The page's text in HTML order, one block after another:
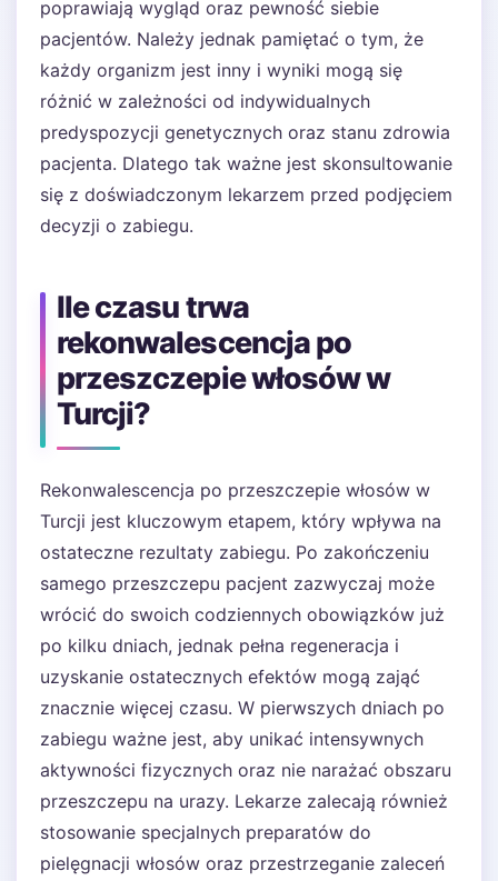
poprawiają wygląd oraz pewność siebie
pacjentów. Należy jednak pamiętać o tym, że
każdy organizm jest inny i wyniki mogą się
różnić w zależności od indywidualnych
predyspozycji genetycznych oraz stanu zdrowia
pacjenta. Dlatego tak ważne jest skonsultowanie
się z doświadczonym lekarzem przed podjęciem
decyzji o zabiegu.
Ile czasu trwa
rekonwalescencja po
przeszczepie włosów w
Turcji?
Rekonwalescencja po przeszczepie włosów w
Turcji jest kluczowym etapem, który wpływa na
ostateczne rezultaty zabiegu. Po zakończeniu
samego przeszczepu pacjent zazwyczaj może
wrócić do swoich codziennych obowiązków już
po kilku dniach, jednak pełna regeneracja i
uzyskanie ostatecznych efektów mogą zająć
znacznie więcej czasu. W pierwszych dniach po
zabiegu ważne jest, aby unikać intensywnych
aktywności fizycznych oraz nie narażać obszaru
przeszczepu na urazy. Lekarze zalecają również
stosowanie specjalnych preparatów do
pielęgnacji włosów oraz przestrzeganie zaleceń